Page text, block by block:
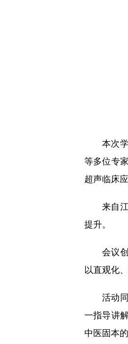
本次学
等多位专
超声临床
来自江
提升。
会议创
以直观化
活动同
一指导讲
中医固本